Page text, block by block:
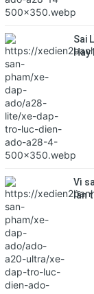
Sai
Hay
Vì
lần